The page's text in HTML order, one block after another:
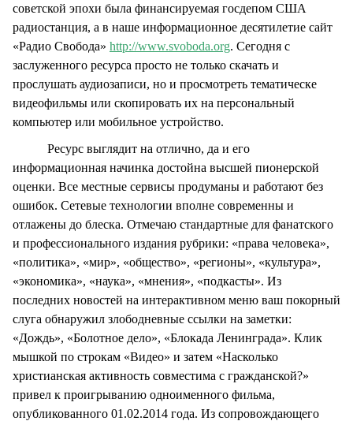
советской эпохи была финансируемая госдепом США
радиостанция, а в наше информационное десятилетие сайт
«Радио Свобода» http://www.svoboda.org. Сегодня с
заслуженного ресурса просто не только скачать и
прослушать аудиозаписи, но и просмотреть тематическе
видеофильмы или скопировать их на персональный
компьютер или мобильное устройство.
Ресурс выглядит на отлично, да и его
информационная начинка достойна высшей пионерской
оценки. Все местные сервисы продуманы и работают без
ошибок. Сетевые технологии вполне современны и
отлажены до блеска. Отмечаю стандартные для фанатского
и профессионального издания рубрики: «права человека»,
«политика», «мир», «общество», «регионы», «культура»,
«экономика», «наука», «мнения», «подкасты». Из
последних новостей на интерактивном меню ваш покорный
слуга обнаружил злободневные ссылки на заметки:
«Дождь», «Болотное дело», «Блокада Ленинграда». Клик
мышкой по строкам «Видео» и затем «Насколько
христианская активность совместима с гражданской?»
привел к проигрыванию одноименного фильма,
опубликованного 01.02.2014 года. Из сопровождающего